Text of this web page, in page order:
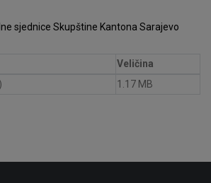
sjednice Skupštine Kantona Sarajevo
Veličina
1.17 MB